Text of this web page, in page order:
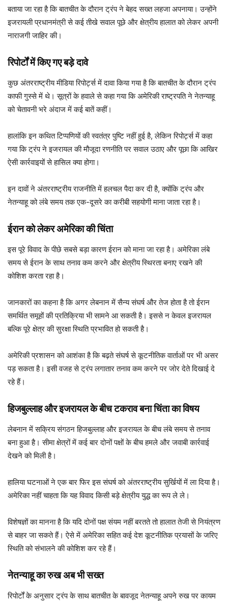
बताया जा रहा है कि बातचीत के दौरान ट्रंप ने बेहद सख्त लहजा अपनाया। उन्होंने
इजरायली प्रधानमंत्री से कई तीखे सवाल पूछे और क्षेत्रीय हालात को लेकर अपनी
नाराजगी जाहिर की।
रिपोर्टों में किए गए बड़े दावे
कुछ अंतरराष्ट्रीय मीडिया रिपोर्ट्स में दावा किया गया है कि बातचीत के दौरान ट्रंप
काफी गुस्से में थे। सूत्रों के हवाले से कहा गया कि अमेरिकी राष्ट्रपति ने नेतन्याहू
को चेतावनी भरे अंदाज में कई बातें कहीं।
हालांकि इन कथित टिप्पणियों की स्वतंत्र पुष्टि नहीं हुई है, लेकिन रिपोर्ट्स में कहा
गया कि ट्रंप ने इजरायल की मौजूदा रणनीति पर सवाल उठाए और पूछा कि आखिर
ऐसी कार्रवाइयों से हासिल क्या होगा।
इन दावों ने अंतरराष्ट्रीय राजनीति में हलचल पैदा कर दी है, क्योंकि ट्रंप और
नेतन्याहू को लंबे समय तक एक-दूसरे का करीबी सहयोगी माना जाता रहा है।
ईरान को लेकर अमेरिका की चिंता
इस पूरे विवाद के पीछे सबसे बड़ा कारण ईरान को माना जा रहा है। अमेरिका लंबे
समय से ईरान के साथ तनाव कम करने और क्षेत्रीय स्थिरता बनाए रखने की
कोशिश करता रहा है।
जानकारों का कहना है कि अगर लेबनान में सैन्य संघर्ष और तेज होता है तो ईरान
समर्थित समूहों की प्रतिक्रिया भी सामने आ सकती है। इससे न केवल इजरायल
बल्कि पूरे क्षेत्र की सुरक्षा स्थिति प्रभावित हो सकती है।
अमेरिकी प्रशासन को आशंका है कि बढ़ते संघर्ष से कूटनीतिक वार्ताओं पर भी असर
पड़ सकता है। इसी वजह से ट्रंप लगातार तनाव कम करने पर जोर देते दिखाई दे
रहे हैं।
हिजबुल्लाह और इजरायल के बीच टकराव बना चिंता का विषय
लेबनान में सक्रिय संगठन हिजबुल्लाह और इजरायल के बीच लंबे समय से तनाव
बना हुआ है। सीमा क्षेत्रों में कई बार दोनों पक्षों के बीच हमले और जवाबी कार्रवाई
देखने को मिली है।
हालिया घटनाओं ने एक बार फिर इस संघर्ष को अंतरराष्ट्रीय सुर्खियों में ला दिया है।
अमेरिका नहीं चाहता कि यह विवाद किसी बड़े क्षेत्रीय युद्ध का रूप ले ले।
विशेषज्ञों का मानना है कि यदि दोनों पक्ष संयम नहीं बरतते तो हालात तेजी से नियंत्रण
से बाहर जा सकते हैं। ऐसे में अमेरिका सहित कई देश कूटनीतिक प्रयासों के जरिए
स्थिति को संभालने की कोशिश कर रहे हैं।
नेतन्याहू का रुख अब भी सख्त
रिपोर्टों के अनुसार ट्रंप के साथ बातचीत के बावजूद नेतन्याहू अपने रुख पर कायम